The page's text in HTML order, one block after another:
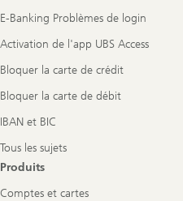
E-Banking Problèmes de login
Activation de l'app UBS Access
Bloquer la carte de crédit
Bloquer la carte de débit
IBAN et BIC
Tous les sujets
Produits
Comptes et cartes